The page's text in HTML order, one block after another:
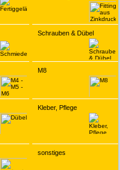
Schrauben & Dübel
M8
Kleber, Pflege
sonstiges